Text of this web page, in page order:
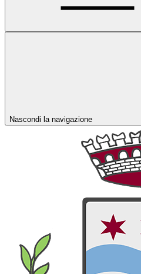
Nascondi la navigazione